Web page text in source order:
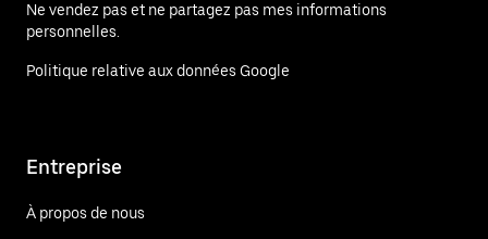
Ne vendez pas et ne partagez pas mes informations
personnelles.
Politique relative aux données Google
Entreprise
À propos de nous